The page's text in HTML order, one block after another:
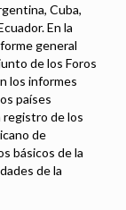
Cuba,
En la
general
de los Foros
los informes
países
registro de los
de
básicos de la
de la